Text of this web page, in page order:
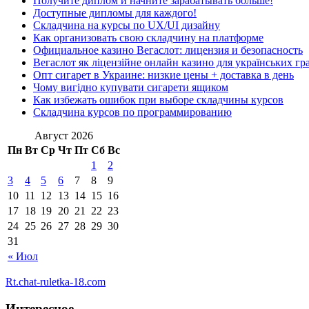
Доступные дипломы для каждого!
Складчина на курсы по UX/UI дизайну
Как организовать свою складчину на платформе
Официальное казино Вегаслот: лицензия и безопасность
Вегаслот як ліцензійне онлайн казино для українських
Опт сигарет в Украине: низкие цены + доставка в день
Чому вигідно купувати сигарети ящиком
Как избежать ошибок при выборе складчины курсов
Складчина курсов по программированию
Август 2026
Пн Вт Ср Чт Пт Сб Вс
« Июл
1
2
3
4 5 6 7 8
9
10 11 12 13 14 15 16
17 18 19 20 21 22 23
24 25 26 27 28 29 30
31
Rt.chat-ruletka-18.com